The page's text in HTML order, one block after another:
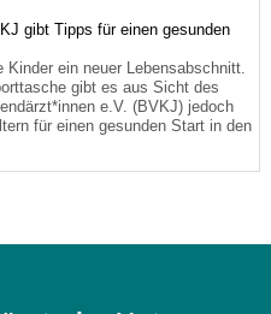
gibt Tipps für einen gesunden
ein neuer Lebensabschnitt.
gibt es aus Sicht des
e.V. (BVKJ) jedoch
für einen gesunden Start in den